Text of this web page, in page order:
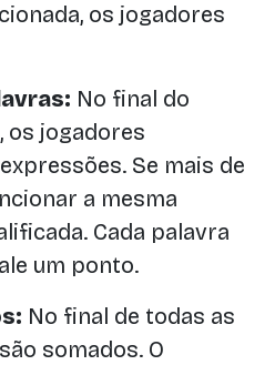
os jogadores
No final do
os jogadores
Se mais de
a mesma
Cada palavra
um ponto.
No final de todas as
somados. O